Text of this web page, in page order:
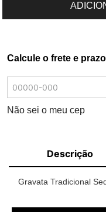
Calcule o frete e
Não sei o meu cep
Descrição
Gravata Tradicional